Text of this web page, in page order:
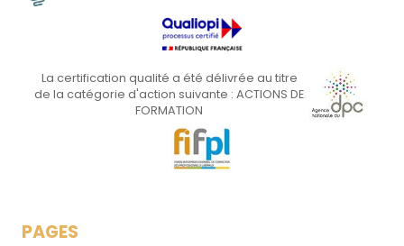
La certification qualité a été délivrée au titre
de la catégorie d'action suivante : ACTIONS DE
FORMATION
PAGES